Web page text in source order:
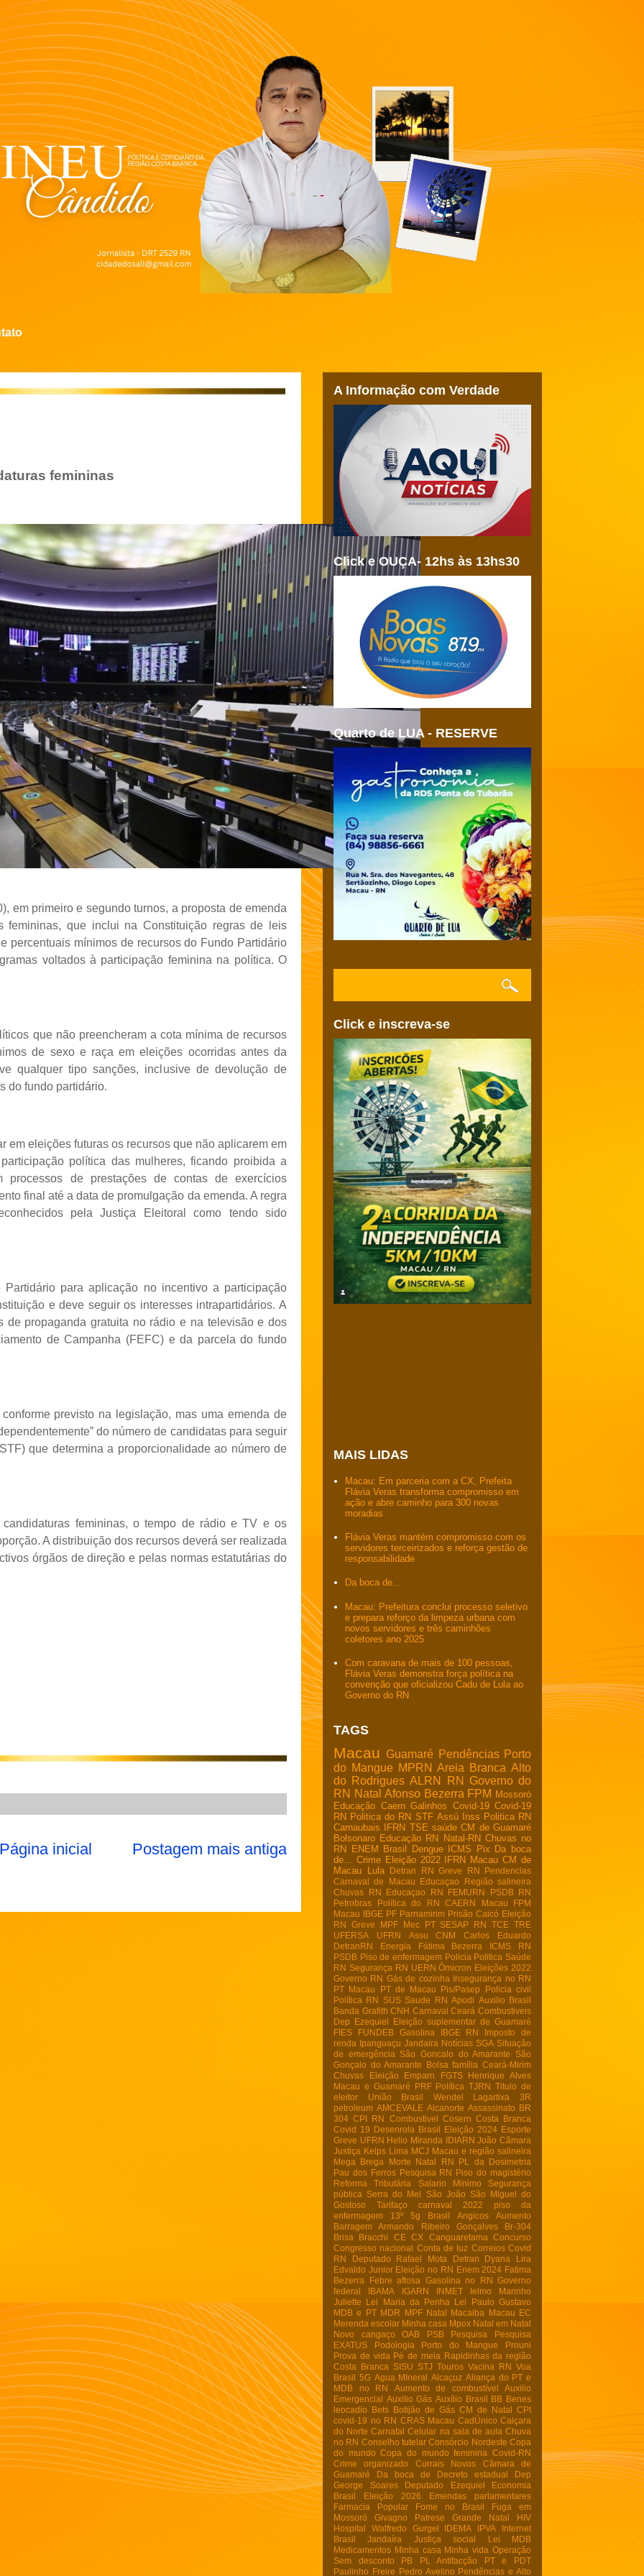
femininas
em primeiro e segundo turnos, a proposta de emenda
femininas, que inclui na Constituição regras de leis
percentuais mínimos de recursos do Fundo Partidário
voltados à participação feminina na política. O
que não preencheram a cota mínima de recursos
de sexo e raça em eleições ocorridas antes da
qualquer tipo sanções, inclusive de devolução de
do fundo partidário.
em eleições futuras os recursos que não aplicarem em
política das mulheres, ficando proibida a
processos de prestações de contas de exercícios
final até a data de promulgação da emenda. A regra
pela Justiça Eleitoral como tendo sido
para aplicação no incentivo a participação
e deve seguir os interesses intrapartidários. A
de propaganda gratuita no rádio e na televisão e dos
de Campanha (FEFC) e da parcela do fundo
previsto na legislação, mas uma emenda de
do número de candidatas para seguir
que determina a proporcionalidade ao número de
femininas, o tempo de rádio e TV e os
A distribuição dos recursos deverá ser realizada
órgãos de direção e pelas normas estatutárias do
Postagem mais antiga
Página inicial
A Informação com Verdade
Click e OUÇA- 12hs às 13hs30
Quarto de LUA - RESERVE
Click e inscreva-se
MAIS LIDAS
Macau: Em parceria com a CX, Prefeita
Flávia Veras transforma compromisso em
ação e abre caminho para 300 novas
moradias
Flávia Veras mantém compromisso com os
servidores terceirizados e reforça gestão de
responsabilidade
Da boca de...
Macau: Prefeitura conclui processo seletivo
e prepara reforço da limpeza urbana com
novos servidores e três caminhões
coletores ano 2025
Com caravana de mais de 100 pessoas,
Flávia Veras demonstra força política na
convenção que oficializou Cadu de Lula ao
Governo do RN
TAGS
Macau Guamaré Pendências Porto
do Mangue MPRN Areia Branca Alto
do Rodrigues ALRN RN
Governo do
RN Natal Afonso Bezerra FPM Mossoró
Educação Caern Galinhos Covid-19 Covid-19
RN Politica do RN STF Assú Inss Politica RN
Carnaubais
IFRN TSE saúde CM de Guamaré
Bolsonaro Educação RN Natal-RN Chuvas no
RN
ENEM Brasil Dengue ICMS Pix Da boca
de...
Crime Eleição 2022 IFRN Macau CM de
Macau
Lula Detran RN Greve RN
Pendencias
Carnaval de Macau
Educaçao
Região salineira
Chuvas RN
Educaçao RN FEMURN
PSDB RN
Petrobras
Política do RN CAERN Macau
FPM
Macau IBGE PF Parnamirim Prisão Caicó Eleição
RN
Greve MPF Mec PT SESAP RN TCE TRE
UFERSA
UFRN Assu CNM
Carlos Eduardo
DetranRN
Energia Fátima Bezerra
ICMS RN
PSDB Piso de enfermagem Policia Politica Saúde
RN Segurança RN UERN Ômicron Eleições 2022
Governo RN Gás de cozinha Insegurança no RN
PT Macau
PT de Macau Pis/Pasep
Policia civil
Política RN
SUS Saude RN Apodi Auxilio Brasil
Banda Grafith CNH Carnaval Ceará Combustiveis
Dep Ezequiel
Eleição suplementar de Guamaré
FIES
FUNDEB Gasolina IBGE RN
Imposto de
renda Ipanguaçu Jandaira Notícias SGA Situação
de emergência
São Goncalo do Amarante
São
Gonçalo do Amarante
Bolsa família Ceará-Mirim
Chuvas
Eleição Emparn FGTS
Henrique Alves
Macau e Guamaré
PRF Política TJRN Titulo de
eleitor
União Brasil Wendel Lagartixa
3R
petroleum AMCEVALE Alcanorte Assassinato BR
304 CPI RN Combustivel Cosern Costa Branca
Covid 19 Desenrola Brasil Eleição 2024 Esporte
Greve UFRN Helio Miranda IDIARN João Câmara
Justiça Kelps Lima MCJ Macau e região salineira
Mega Brega
Morte Natal RN
PL da Dosimetria
Pau dos Ferros Pesquisa RN Piso do magistério
Reforma Tributária
Salario Minimo
Segurança
pública
Serra do Mel São João
São Miguel do
Gostoso
Tarifaço carnaval 2022
piso da
enfermagem
13º 5g Brasil Angicos
Aumento
Barragem Armando Ribeiro Gonçalves
Br-304
Brisa Bracchi
CE CX Canguaretama
Concurso
Congresso nacional Conta de luz Correios Covid
RN
Deputado Rafael Mota Detran
Dyana Lira
Edvaldo Junior Eleição no RN Enem 2024 Fatima
Bezerra
Febre aftosa Gasolina no RN Governo
federal
IBAMA IGARN INMET
Ielmo Marinho
Juliette
Lei Maria da Penha
Lei Paulo Gustavo
MDB e PT MDR MPF Natal Macaiba
Macau EC
Merenda escolar Minha casa Mpox Natal em Natal
Novo cangaço
OAB PSB Pesquisa
Pesquisa
EXATUS
Podologia Porto do Mangue
Prouni
Prova de vida Pé de meia Rapidinhas da região
Costa Branca
SISU STJ Touros Vacina RN Voa
Brasil 5G Agua MIneral Alcaçuz Aliança do PT e
MDB no RN
Aumento de combustível
Auxilio
Emergencial Auxilio Gás Auxílio Brasil BB Benes
leocadio
Bets Botijão de Gás CM de Natal CPI
covid-19 no RN CRAS Macau CadÚnico Caiçara
do Norte Carnatal Celular na sala de aula Chuva
no RN Conselho tutelar Consórcio Nordeste Copa
do mundo Copa do mundo feminina
Covid-RN
Crime organizado
Currais Novos
Câmara de
Guamaré
Da boca de Decreto estadual
Dep
George Soares
Deputado Ezequiel
Economia
Brasil
Eleição 2026
Emendas parlamentares
Farmacia Popular
Fome no Brasil
Fuga em
Mossoró
Givagno Patrese Grande Natal
HIV
Hospital Walfredo Gurgel
IDEMA IPVA
Internet
Brasil
Jandaíra Justiça social Lei
MDB
Medicamentos Minha casa Minha vida Operação
Sem desconto
PB PL Antifacção
PT e PDT
Paulinho Freire Pedro Avelino Pendências e Alto